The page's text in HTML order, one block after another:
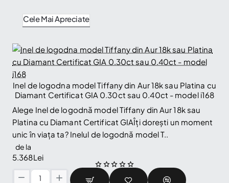
Cele Mai Apreciate
🔥 Selling fast
Inel de logodna model Tiffany din Aur 18k sau Platina cu
Diamant Certificat GIA 0.30ct sau 0.40ct - model i168
Alege Inel de logodnă model Tiffany din Aur 18k sau
Platina cu Diamant Certificat GIAÎți dorești un moment
unic în viața ta? Inelul de logodnă model T..
de la
5.368Lei